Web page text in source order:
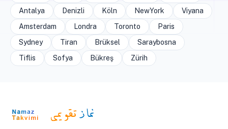
Antalya
Denizli Köln NewYork
Viyana
Amsterdam
Londra Toronto
Paris
Sydney
Tiran Brüksel
Saraybosna
Tiflis
Sofya Bükreş Zürih